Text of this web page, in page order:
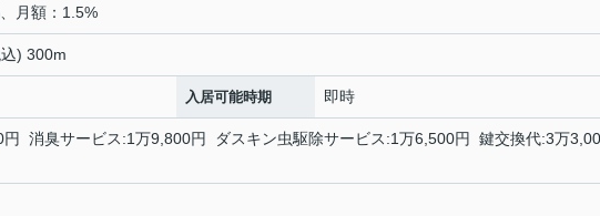
月額：1.5%
) 300m
入居可能時期 即時
円 消臭サービス:1万9,800円 ダスキン虫駆除サービス:1万6,500円 鍵交換代:3万